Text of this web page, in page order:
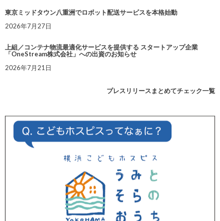
東京ミッドタウン八重洲でロボット配送サービスを本格始動
2026年7月27日
上組／コンテナ物流最適化サービスを提供する スタートアップ企業
「OneStream株式会社」への出資のお知らせ
2026年7月21日
プレスリリースまとめてチェック一覧